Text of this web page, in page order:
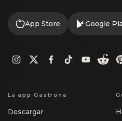
App Store Google
La app Gastrona
Descargar